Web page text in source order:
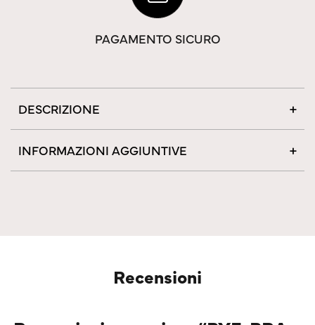
PAGAMENTO SICURO
DESCRIZIONE
INFORMAZIONI AGGIUNTIVE
Recensioni